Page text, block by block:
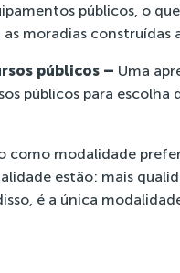
públicos, o
moradias construídas
públicos – Uma
públicos para
como modalidade
estão: mais
é a única